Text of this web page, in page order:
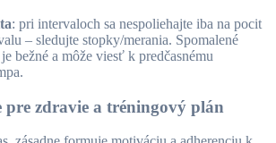
: pri intervaloch sa nespoliehajte iba na pocit
– sledujte stopky/merania. Spomalené
bežné a môže viesť k predčasnému
pre zdravie a tréningový plán